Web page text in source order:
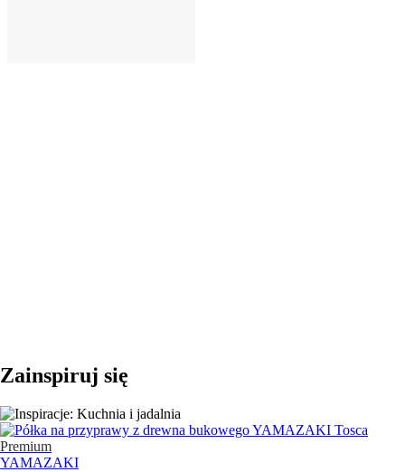
Zainspiruj się
Premium
YAMAZAKI